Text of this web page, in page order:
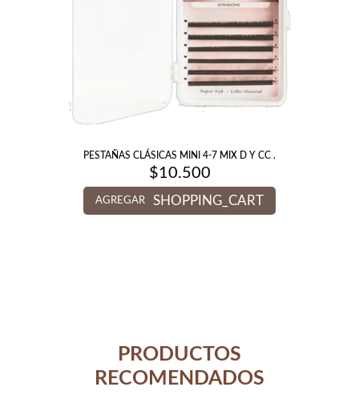
PESTAÑAS CLÁSICAS MINI 4-7 MIX D Y CC .
$10.500
AGREGAR SHOPPING_CART
PRODUCTOS
RECOMENDADOS